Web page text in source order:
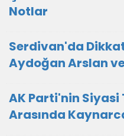
Notlar
Serdivan'da
Aydoğan Arslan
AK Parti'nin
Arasında